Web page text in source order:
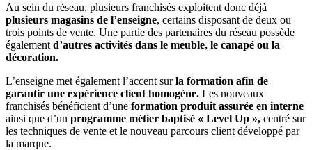
Au sein du réseau, plusieurs franchisés exploitent donc déjà
plusieurs magasins de l’enseigne, certains disposant de deux ou
trois points de vente. Une partie des partenaires du réseau possède
également d’autres activités dans le meuble, le canapé ou la
décoration.
L’enseigne met également l’accent surla formation afin de
garantir une expérience client homogène. Les nouveaux
franchisés bénéficient d’une formation produit assurée en interne
ainsi que d’un programme métier baptisé « Level Up », centré sur
les techniques de vente et le nouveau parcours client développé par
la marque.